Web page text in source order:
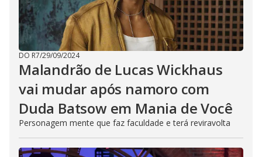
DO R7/29/09/2024
Malandrão de Lucas Wickhaus
vai mudar após namoro com
Duda Batsow em Mania de Você
Personagem mente que faz faculdade e terá reviravolta